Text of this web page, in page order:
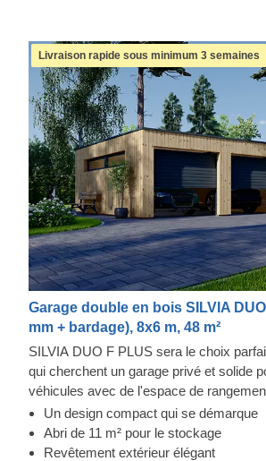
Livraison rapide sous minimum 3 semaines
Garage double en bois SILVIA
mm + bardage), 8x6 m, 48 m²
SILVIA DUO F PLUS sera le choix
qui cherchent un garage privé et solide
véhicules avec de l'espace de
offre deux pièces avec des entrées
de parking de 32 m² et un abri de 11 m²
design élégant et discret fera facilement
Un design compact qui se démarque
Abri de 11 m² pour le stockage
Revêtement extérieur élégant